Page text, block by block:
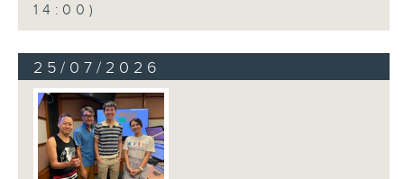
14:00)
25/07/2026